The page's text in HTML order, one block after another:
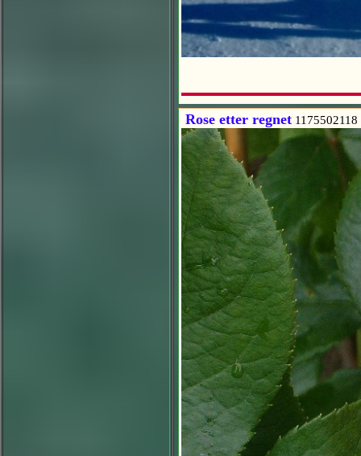
Rose etter regnet